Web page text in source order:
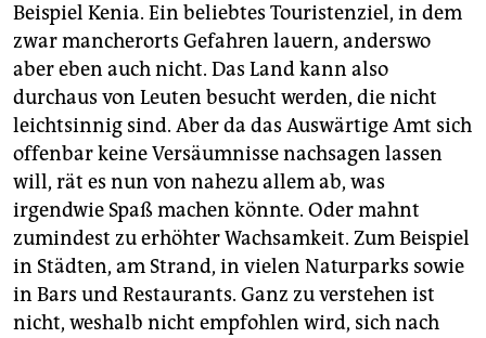
Beispiel Kenia. Ein beliebtes Touristenziel, in dem
zwar mancherorts Gefahren lauern, anderswo
aber eben auch nicht. Das Land kann also
durchaus von Leuten besucht werden, die nicht
leichtsinnig sind. Aber da das Auswärtige Amt sich
offenbar keine Versäumnisse nachsagen lassen
will, rät es nun von nahezu allem ab, was
irgendwie Spaß machen könnte. Oder mahnt
zumindest zu erhöhter Wachsamkeit. Zum Beispiel
in Städten, am Strand, in vielen Naturparks sowie
in Bars und Restaurants. Ganz zu verstehen ist
nicht, weshalb nicht empfohlen wird, sich nach